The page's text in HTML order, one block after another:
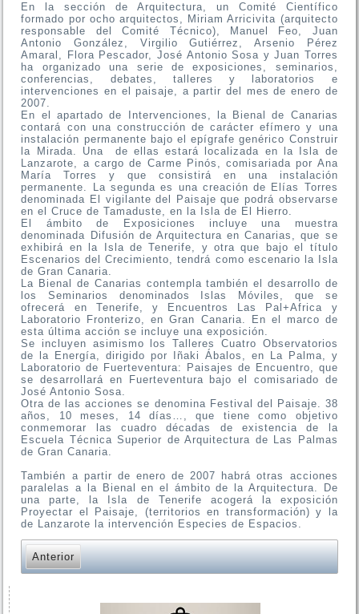
En la sección de Arquitectura, un Comité Científico
formado por ocho arquitectos, Miriam Arricivita (arquitecto
responsable del Comité Técnico), Manuel Feo, Juan
Antonio González, Virgilio Gutiérrez, Arsenio Pérez
Amaral, Flora Pescador, José Antonio Sosa y Juan Torres
ha organizado una serie de exposiciones, seminarios,
conferencias, debates, talleres y laboratorios e
intervenciones en el paisaje, a partir del mes de enero de
2007.
En el apartado de Intervenciones, la Bienal de Canarias
contará con una construcción de carácter efímero y una
instalación permanente bajo el epígrafe genérico Construir
la Mirada. Una de ellas estará localizada en la Isla de
Lanzarote, a cargo de Carme Pinós, comisariada por Ana
María Torres y que consistirá en una instalación
permanente. La segunda es una creación de Elías Torres
denominada El vigilante del Paisaje que podrá observarse
en el Cruce de Tamaduste, en la Isla de El Hierro.
El ámbito de Exposiciones incluye una muestra
denominada Difusión de Arquitectura en Canarias, que se
exhibirá en la Isla de Tenerife, y otra que bajo el título
Escenarios del Crecimiento, tendrá como escenario la Isla
de Gran Canaria.
La Bienal de Canarias contempla también el desarrollo de
los Seminarios denominados Islas Móviles, que se
ofrecerá en Tenerife, y Encuentros Las Pal+Africa y
Laboratorio Fronterizo, en Gran Canaria. En el marco de
esta última acción se incluye una exposición.
Se incluyen asimismo los Talleres Cuatro Observatorios
de la Energía, dirigido por Iñaki Ábalos, en La Palma, y
Laboratorio de Fuerteventura: Paisajes de Encuentro, que
se desarrollará en Fuerteventura bajo el comisariado de
José Antonio Sosa.
Otra de las acciones se denomina Festival del Paisaje. 38
años, 10 meses, 14 días…, que tiene como objetivo
conmemorar las cuadro décadas de existencia de la
Escuela Técnica Superior de Arquitectura de Las Palmas
de Gran Canaria.
También a partir de enero de 2007 habrá otras acciones
paralelas a la Bienal en el ámbito de la Arquitectura. De
una parte, la Isla de Tenerife acogerá la exposición
Proyectar el Paisaje, (territorios en transformación) y la
de Lanzarote la intervención Especies de Espacios.
Anterior